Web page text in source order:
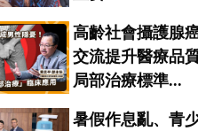
高齡社會攝護腺
交流提升醫療品
局部治療標準...
暑假作息亂、青